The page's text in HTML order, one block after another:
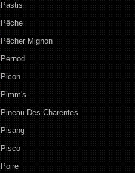
Pastis
Pêche
Pêcher Mignon
Pernod
Picon
Pimm's
Pineau Des Charentes
Pisang
Pisco
Poire